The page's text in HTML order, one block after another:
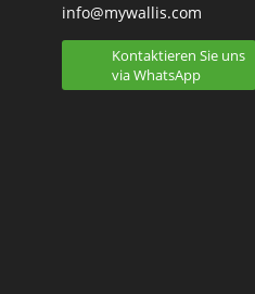
info@mywallis.com
Kontaktieren Sie uns
via WhatsApp